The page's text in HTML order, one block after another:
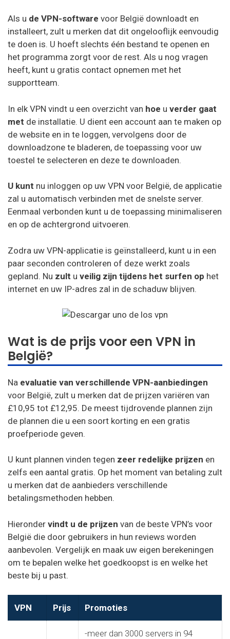
Als u de VPN-software voor België downloadt en
installeert, zult u merken dat dit ongelooflijk eenvoudig
te doen is. U hoeft slechts één bestand te openen en
het programma zorgt voor de rest. Als u nog vragen
heeft, kunt u gratis contact opnemen met het
supportteam.
In elk VPN vindt u een overzicht van hoe u verder gaat
met de installatie. U dient een account aan te maken op
de website en in te loggen, vervolgens door de
downloadzone te bladeren, de toepassing voor uw
toestel te selecteren en deze te downloaden.
U kunt nu inloggen op uw VPN voor België, de applicatie
zal u automatisch verbinden met de snelste server.
Eenmaal verbonden kunt u de toepassing minimaliseren
en op de achtergrond uitvoeren.
Zodra uw VPN-applicatie is geïnstalleerd, kunt u in een
paar seconden controleren of deze werkt zoals
gepland. Nu zult u veilig zijn tijdens het surfen op het
internet en uw IP-adres zal in de schaduw blijven.
Wat is de prijs voor een VPN in
België?
Na evaluatie van verschillende VPN-aanbiedingen
voor België, zult u merken dat de prijzen variëren van
£10,95 tot £12,95. De meest tijdrovende plannen zijn
de plannen die u een soort korting en een gratis
proefperiode geven.
U kunt plannen vinden tegen zeer redelijke prijzen en
zelfs een aantal gratis. Op het moment van betaling zult
u merken dat de aanbieders verschillende
betalingsmethoden hebben.
Hieronder vindt u de prijzen van de beste VPN’s voor
België die door gebruikers in hun reviews worden
aanbevolen. Vergelijk en maak uw eigen berekeningen
om te bepalen welke het goedkoopst is en welke het
beste bij u past.
VPN Prijs Promoties
-meer dan 3000 servers in 94